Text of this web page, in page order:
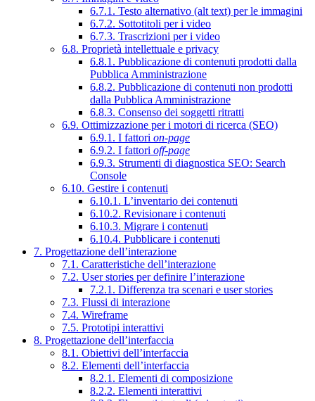
6.7.1. Testo alternativo (alt text) per le immagini
6.7.2. Sottotitoli per i video
6.7.3. Trascrizioni per i video
6.8. Proprietà intellettuale e privacy
6.8.1. Pubblicazione di contenuti prodotti dalla
Pubblica Amministrazione
6.8.2. Pubblicazione di contenuti non prodotti
dalla Pubblica Amministrazione
6.8.3. Consenso dei soggetti ritratti
6.9. Ottimizzazione per i motori di ricerca (SEO)
6.9.1. I fattori on-page
6.9.2. I fattori off-page
6.9.3. Strumenti di diagnostica SEO: Search
Console
6.10. Gestire i contenuti
6.10.1. L’inventario dei contenuti
6.10.2. Revisionare i contenuti
6.10.3. Migrare i contenuti
6.10.4. Pubblicare i contenuti
7. Progettazione dell’interazione
7.1. Caratteristiche dell’interazione
7.2. User stories per definire l’interazione
7.2.1. Differenza tra scenari e user stories
7.3. Flussi di interazione
7.4. Wireframe
7.5. Prototipi interattivi
8. Progettazione dell’interfaccia
8.1. Obiettivi dell’interfaccia
8.2. Elementi dell’interfaccia
8.2.1. Elementi di composizione
8.2.2. Elementi interattivi